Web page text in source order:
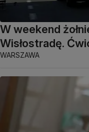
W weekend
Wisłostradę.
WARSZAWA